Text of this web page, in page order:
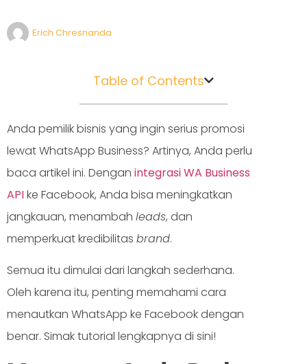
Erich Chresnanda
Table of Contents
Anda pemilik bisnis yang ingin serius promosi
lewat WhatsApp Business? Artinya, Anda perlu
baca artikel ini. Dengan integrasi WA Business
APIke Facebook, Anda bisa meningkatkan
jangkauan, menambah leads, dan
memperkuat kredibilitas brand.
Semua itu dimulai dari langkah sederhana.
Oleh karena itu, penting memahami cara
menautkan WhatsApp ke Facebook dengan
benar. Simak tutorial lengkapnya di sini!